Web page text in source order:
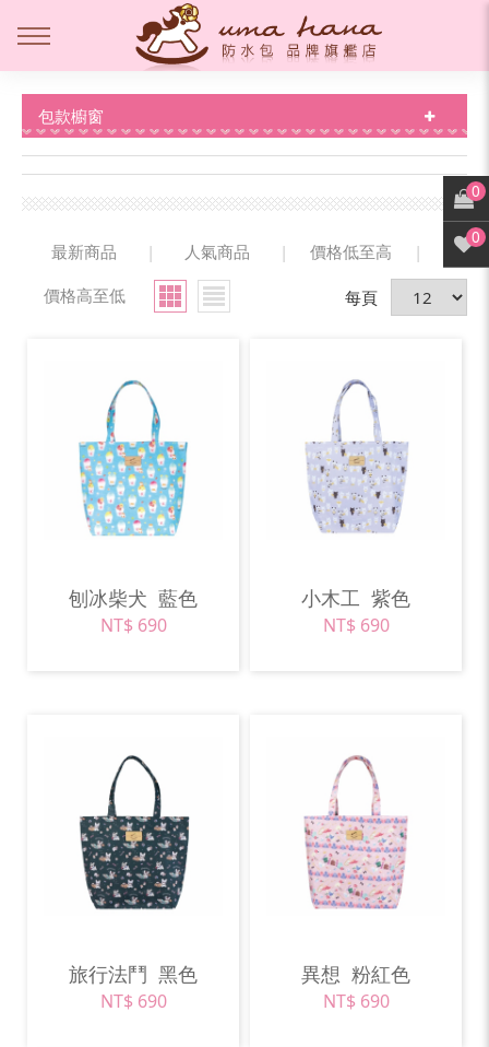
包款櫥窗
最新商品 | 人氣商品 | 價格低至高
|
價格高至低
每頁
刨冰柴犬 藍色
NT$ 690
小木工 紫色
NT$ 690
旅行法鬥 黑色
NT$ 690
異想 粉紅色
NT$ 690
0
0